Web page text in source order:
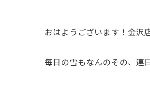
おはようございます！金沢
毎日の雪もなんのその、連